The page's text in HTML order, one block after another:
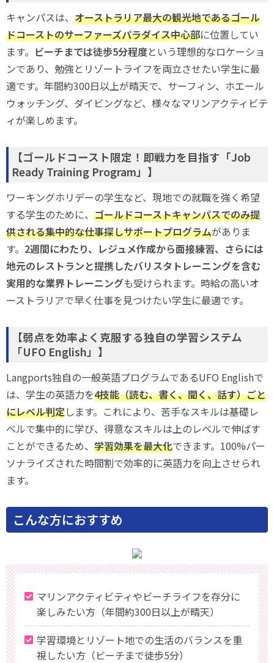
キャンパスは、 オーストラリア最大の観光地であるゴール
ドコーストのサーファーズパラダイス中心部に位置してい
ます。 ビーチまでは徒歩5分程度という理想的なロケーショ
ンであり、勉強とリゾートライフを両立させたい学生に最
適です。年間約300日以上が晴天で、サーフィン、ホエール
ウォッチング、ダイビングなど、様々なマリンアクティビテ
ィが楽しめます。
【ゴールドコースト限定！即戦力を目指す「Job
Ready Training Program」】
ワーキングホリデーの学生など、現地での就職を強く希望
する学生のために、 ゴールドコーストキャンパスでのみ提
供される集中的な仕事探しサポートプログラムがありま
す。 2週間にわたり、レジュメ作成から面接練習、さらには
地元のレストランと提携したバリスタトレーニングを含む
実用的な業界トレーニングも受けられます。時給の高いオ
ーストラリアで早く仕事を見つけたい学生に最適です。
【弱点を効率よく克服する独自の学習システム
「UFO English」】
Langports独自の一般英語プログラムであるUFO Englishで
は、学生の英語力を4技能（読む、書く、聞く、話す）ごと
にレベル判定します。これにより、苦手なスキルは基礎レ
ベルで集中的に学び、得意なスキルは上のレベルで伸ばす
ことができるため、 学習効果を最大化できます。100%パー
ソナライズされた時間割で効率的に英語力を向上させられ
ます。
こんな方におすすめ
マリンアクティビティやビーチライフを存分に
楽しみたい方（年間約300日以上が晴天）
学習環境とリゾート地での生活のバランスを重
視したい方（ビーチまで徒歩5分）